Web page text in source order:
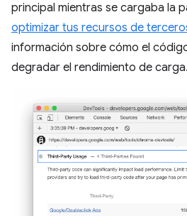
principal mientras se cargaba la
optimizar tus recursos de
información sobre cómo el
degradar el rendimiento de carga.